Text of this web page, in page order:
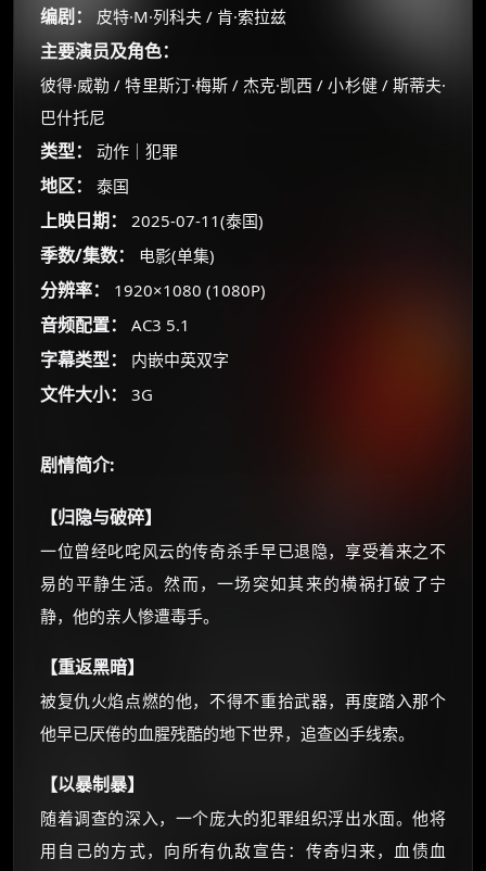
编剧： 皮特·M·列科夫 / 肯·索拉兹
主要演员及角色：
彼得·威勒 / 特里斯汀·梅斯 / 杰克·凯西 / 小杉健 / 斯蒂夫·
巴什托尼
类型： 动作｜犯罪
地区： 泰国
上映日期： 2025-07-11(泰国)
季数/集数： 电影(单集)
分辨率： 1920×1080 (1080P)
音频配置： AC3 5.1
字幕类型： 内嵌中英双字
文件大小： 3G
剧情简介:
【归隐与破碎】
一位曾经叱咤风云的传奇杀手早已退隐，享受着来之不
易的平静生活。然而，一场突如其来的横祸打破了宁
静，他的亲人惨遭毒手。
【重返黑暗】
被复仇火焰点燃的他，不得不重拾武器，再度踏入那个
他早已厌倦的血腥残酷的地下世界，追查凶手线索。
【以暴制暴】
随着调查的深入，一个庞大的犯罪组织浮出水面。他将
用自己的方式，向所有仇敌宣告：传奇归来，血债血
🧧 福利领取站
你需要的各种会员，都可低价购买！
如夸克12个月送14天 最低75元！
价格有浮动，请直接搜索查最低价！
还有支付宝现金红包、外卖红包、
⚡ 前往【大淘客】领红包